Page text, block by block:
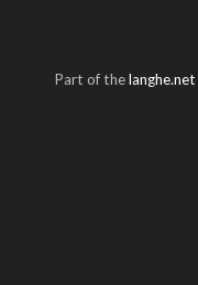
Part of thelanghe.net